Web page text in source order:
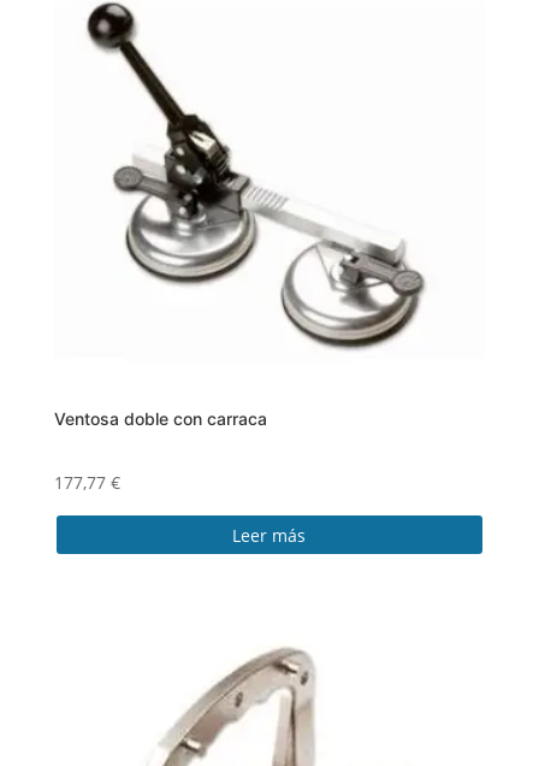
Ventosa doble con carraca
177,77 €
Leer más